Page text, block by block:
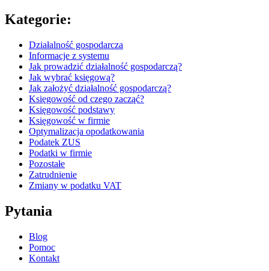
Kategorie:
Działalność gospodarcza
Informacje z systemu
Jak prowadzić działalność gospodarczą?
Jak wybrać księgową?
Jak założyć działalność gospodarczą?
Księgowość od czego zacząć?
Księgowość podstawy
Księgowość w firmie
Optymalizacja opodatkowania
Podatek ZUS
Podatki w firmie
Pozostałe
Zatrudnienie
Zmiany w podatku VAT
Pytania
Blog
Pomoc
Kontakt